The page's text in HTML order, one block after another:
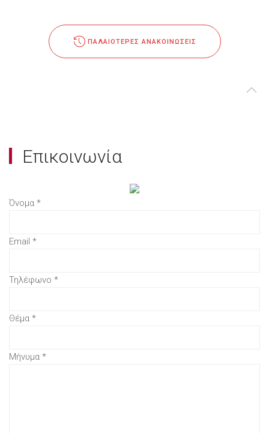
ΠΑΛΑΙΌΤΕΡΕΣ ΑΝΑΚΟΙΝΏΣΕΙΣ
Επικοινωνία
Όνομα *
Email *
Τηλέφωνο *
Θέμα *
Μήνυμα *